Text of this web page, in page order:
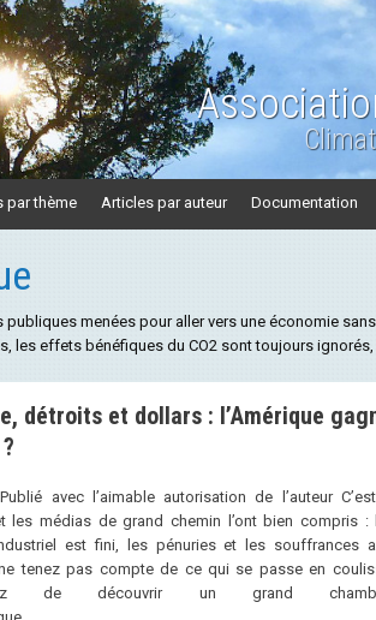
par thème Articles par auteur Documentation
menées pour aller vers une économie
les effets bénéfiques du CO2 sont toujours
détroits et dollars : l’Amérique
avec l’aimable autorisation de l’auteur
les médias de grand chemin l’ont bien compris :
est fini, les pénuries et les souffrances
tenez pas compte de ce qui se passe en
de découvrir un grand